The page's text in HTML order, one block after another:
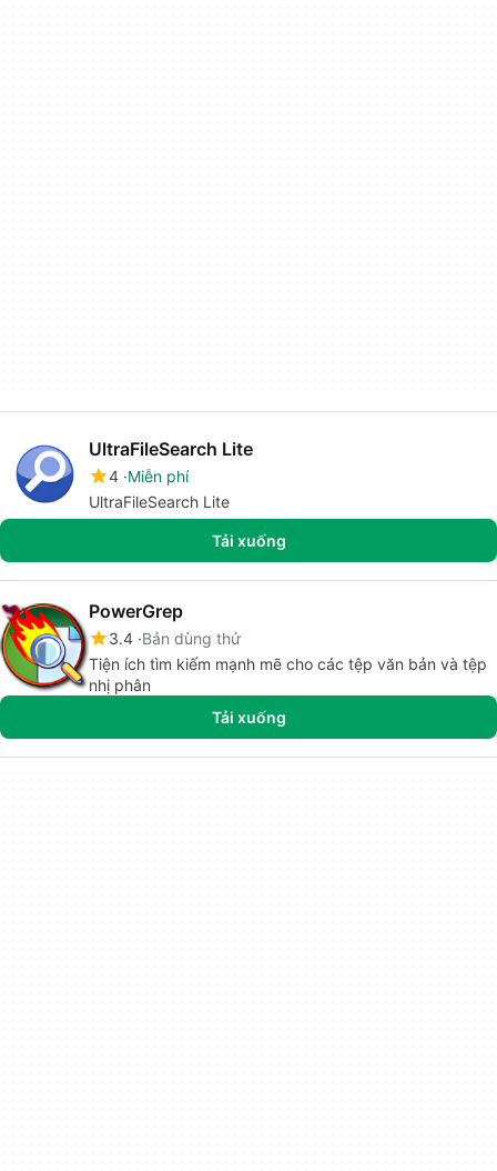
UltraFileSearch Lite
4 Miễn phí
UltraFileSearch Lite
Tải xuống
PowerGrep
3.4 Bản dùng thử
Tiện ích tìm kiếm mạnh mẽ cho các tệp văn bản và tệp
nhị phân
Tải xuống